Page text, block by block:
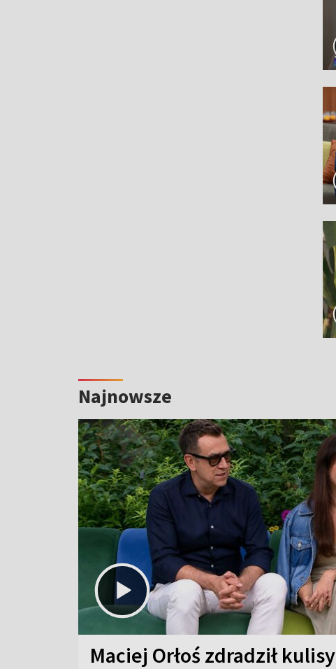
Najnowsze
Maciej Orłoś zdradził kulisy